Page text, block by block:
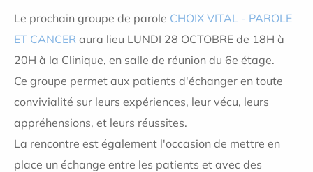
Le prochain groupe de parole CHOIX VITAL - PAROLE
ET CANCER aura lieu LUNDI 28 OCTOBRE de 18H à
20H à la Clinique, en salle de réunion du 6e étage.
Ce groupe permet aux patients d'échanger en toute
convivialité sur leurs expériences, leur vécu, leurs
appréhensions, et leurs réussites.
La rencontre est également l'occasion de mettre en
place un échange entre les patients et avec des